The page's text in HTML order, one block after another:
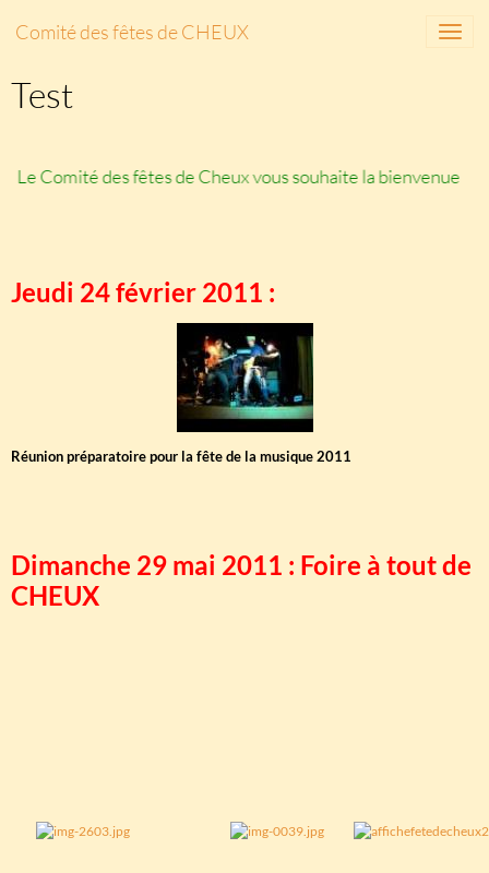
Comité des fêtes de CHEUX
Test
Le Comité des fêtes de Cheux vous souhaite la bienvenue
Jeudi 24 février 2011 :
Réunion préparatoire pour la fête de la musique 2011
Dimanche 29 mai 2011 : Foire à tout de
CHEUX